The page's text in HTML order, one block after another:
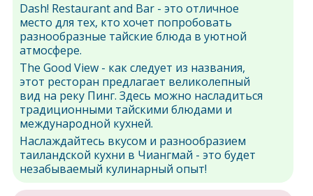
Dash! Restaurant and Bar - это отличное
место для тех, кто хочет попробовать
разнообразные тайские блюда в уютной
атмосфере.
The Good View - как следует из названия,
этот ресторан предлагает великолепный
вид на реку Пинг. Здесь можно насладиться
традиционными тайскими блюдами и
международной кухней.
Наслаждайтесь вкусом и разнообразием
таиландской кухни в Чиангмай - это будет
незабываемый кулинарный опыт!